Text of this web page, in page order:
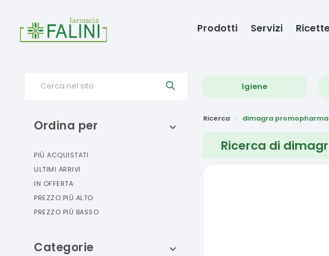
Prodotti Servizi
Cerca nel sito Igiene
Ordina per
PIÙ ACQUISTATI
ULTIMI ARRIVI
IN OFFERTA
PREZZO PIÙ ALTO
PREZZO PIÙ BASSO
Categorie
Ricerca dimagra promopharma
Ricerca di